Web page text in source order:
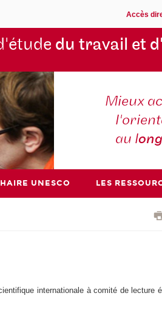
Accès
du travail et d'
Mieux
au l
UNESCO LES
internationale à comité de lecture